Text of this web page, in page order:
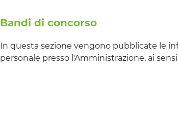
Bandi di concorso
In questa sezione vengono pubblicate le
personale presso l'Amministrazione, ai sensi